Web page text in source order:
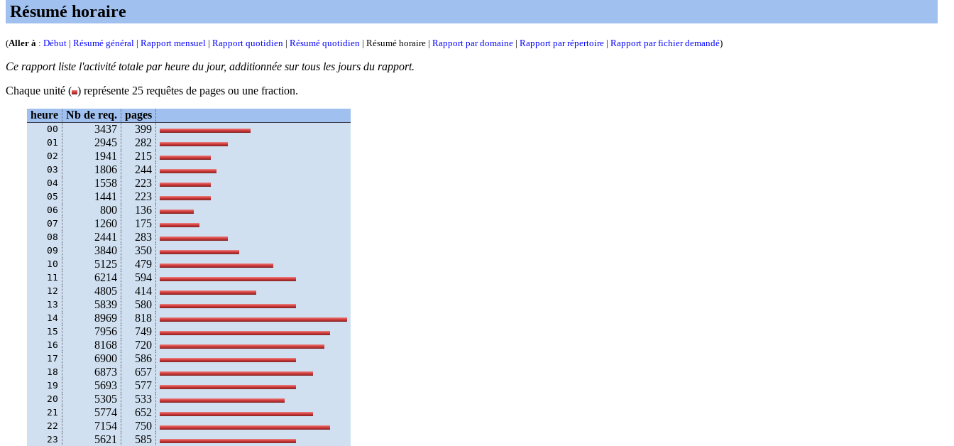
Résumé horaire
(Aller à : Début | Résumé général | Rapport mensuel | Rapport quotidien | Résumé quotidien | Résumé horaire | Rapport par domaine | Rapport par répertoire | Rapport par fichier demandé)
Ce rapport liste l'activité totale par heure du jour, additionnée sur tous les jours du rapport.
Chaque unité ( ) représente 25 requêtes de pages ou une fraction.
heure
Nb de req. pages
00 3437 399
01 2945 282
02 1941 215
03 1806 244
04 1558 223
05 1441 223
06 800 136
07 1260 175
08 2441 283
09 3840 350
10 5125 479
11 6214 594
12 4805 414
13 5839 580
14 8969 818
15 7956 749
16 8168 720
17 6900 586
18 6873 657
19 5693 577
20 5305 533
21 5774 652
22 7154 750
23 5621 585